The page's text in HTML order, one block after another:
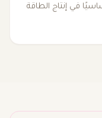
في إنتاج الطاقة
بعض العوامل